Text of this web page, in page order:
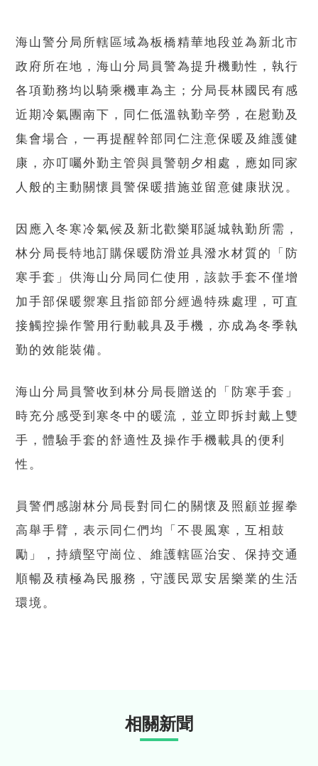
海山警分局所轄區域為板橋精華地段並為新北市
政府所在地，海山分局員警為提升機動性，執行
各項勤務均以騎乘機車為主；分局長林國民有感
近期冷氣團南下，同仁低溫執勤辛勞，在慰勤及
集會場合，一再提醒幹部同仁注意保暖及維護健
康，亦叮囑外勤主管與員警朝夕相處，應如同家
人般的主動關懷員警保暖措施並留意健康狀況。
因應入冬寒冷氣候及新北歡樂耶誕城執勤所需，
林分局長特地訂購保暖防滑並具潑水材質的「防
寒手套」供海山分局同仁使用，該款手套不僅增
加手部保暖禦寒且指節部分經過特殊處理，可直
接觸控操作警用行動載具及手機，亦成為冬季執
勤的效能裝備。
海山分局員警收到林分局長贈送的「防寒手套」
時充分感受到寒冬中的暖流，並立即拆封戴上雙
手，體驗手套的舒適性及操作手機載具的便利
性。
員警們感謝林分局長對同仁的關懷及照顧並握拳
高舉手臂，表示同仁們均「不畏風寒，互相鼓
勵」，持續堅守崗位、維護轄區治安、保持交通
順暢及積極為民服務，守護民眾安居樂業的生活
環境。
相關新聞